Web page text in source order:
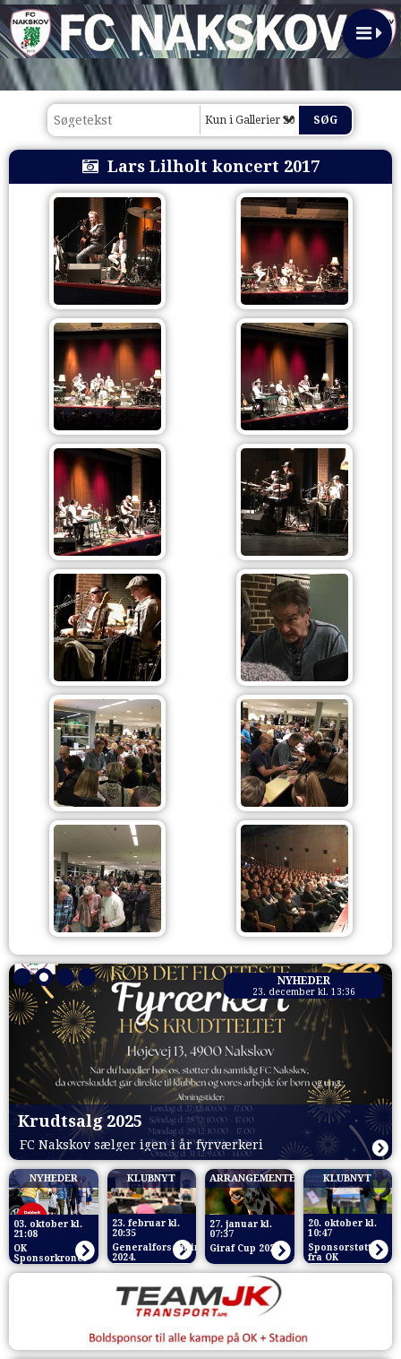
Kun i Gallerier 2017
Lars Lilholt koncert 2017
NYHEDER
23. december kl. 13:36
Krudtsalg 2025
FC Nakskov sælger igen i år fyrværkeri
NYHEDER
03. oktober kl.
21:08
OK
Sponsorkroner
KLUBNYT
23. februar kl.
20:35
Generalforsamling
2024.
ARRANGEMENTER
27. januar kl.
07:37
Giraf Cup 2024
KLUBNYT
20. oktober kl.
10:47
Sponsorstøtte
fra OK